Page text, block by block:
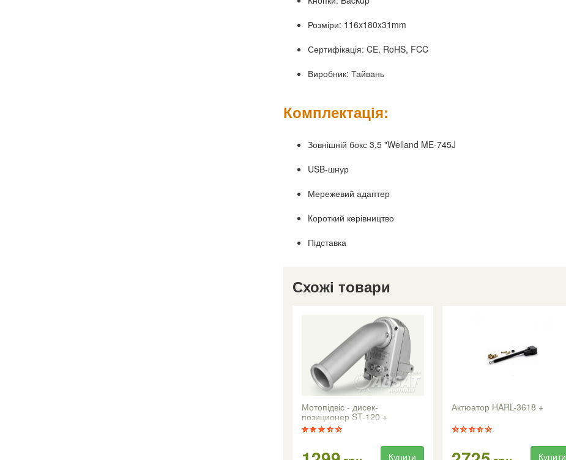
Розміри: 116x180x31mm
Сертифікація: CE, RoHS, FCC
Виробник: Тайвань
Комплектація:
Зовнішній бокс 3,5 "Welland ME-745J
USB-шнур
Мережевий адаптер
Короткий керівництво
Підставка
Схожі товари
Мотопідвіс - дисек-
позиционер ST-120 +
Купити
Актюатор HARL-3618 +
Купити